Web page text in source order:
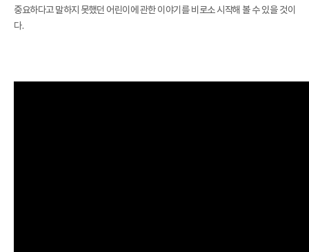
중요하다고 말하지 못했던 어린이에 관한 이야기를 비로소 시작해 볼 수 있을 것이
다.